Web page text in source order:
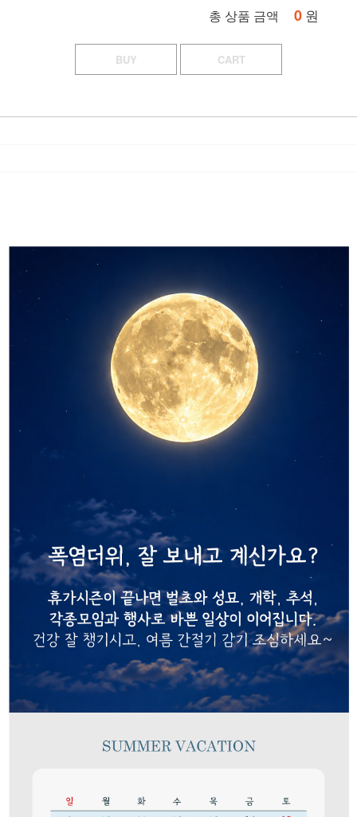
총 상품 금액 0 원
BUY CART